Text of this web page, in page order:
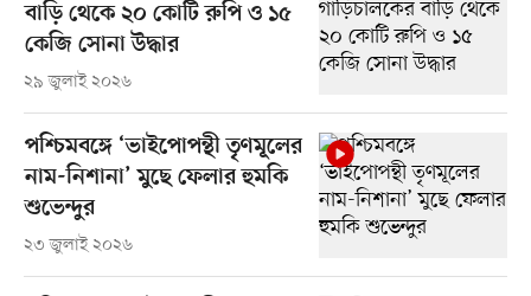
বাড়ি থেকে ২০ কোটি রুপি ও ১৫
কেজি সোনা উদ্ধার
২৯ জুলাই ২০২৬
পশ্চিমবঙ্গে ‘ভাইপোপন্থী তৃণমূলের
নাম-নিশানা’ মুছে ফেলার হুমকি
শুভেন্দুর
২৩ জুলাই ২০২৬